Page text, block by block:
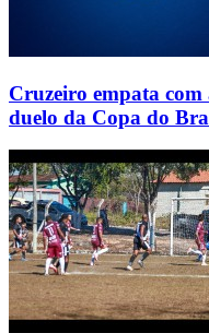
Cruzeiro empata com
duelo da Copa do